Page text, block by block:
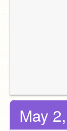
May